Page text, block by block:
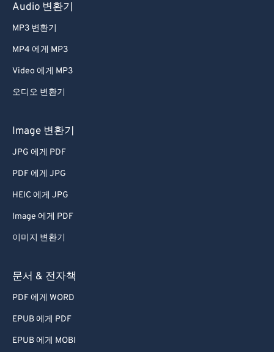
Audio 변환기
MP3 변환기
MP4 에게 MP3
Video 에게 MP3
오디오 변환기
Image 변환기
JPG 에게 PDF
PDF 에게 JPG
HEIC 에게 JPG
Image 에게 PDF
이미지 변환기
문서 & 전자책
PDF 에게 WORD
EPUB 에게 PDF
EPUB 에게 MOBI